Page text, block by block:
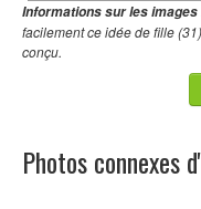
Informations sur les images
facilement ce idée de fille
conçu.
Photos connexes